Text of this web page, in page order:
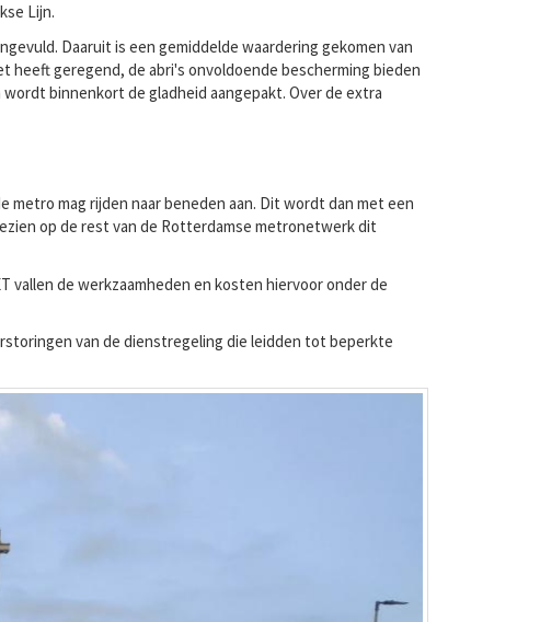
Lijn.
Daaruit is een gemiddelde waardering gekomen van
heeft geregend, de abri's onvoldoende bescherming bieden
binnenkort de gladheid aangepakt. Over de extra
mag rijden naar beneden aan. Dit wordt dan met een
op de rest van de Rotterdamse metronetwerk dit
vallen de werkzaamheden en kosten hiervoor onder de
van de dienstregeling die leidden tot beperkte